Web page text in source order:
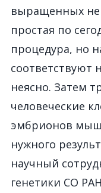
выращенных
простая по
процедура, но
неясно. Затем
человеческие
эмбрионов
нужного
научный
генетики СО